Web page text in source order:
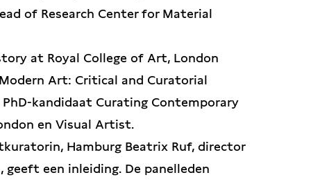
of Research Center for Material
at Royal College of Art, London
Art: Critical and Curatorial
kandidaat Curating Contemporary
en Visual Artist.
Hamburg Beatrix Ruf, director
een inleiding. De panelleden